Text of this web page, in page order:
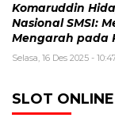
Komaruddin
Nasional SMSI:
Mengarah pada
Selasa, 16 Des 2025 -
SLOT